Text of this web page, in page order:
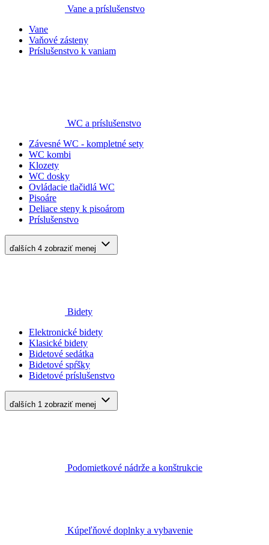
Vane a príslušenstvo
Vane
Vaňové zásteny
Príslušenstvo k vaniam
WC a príslušenstvo
Závesné WC - kompletné sety
WC kombi
Klozety
WC dosky
Ovládacie tlačidlá WC
Pisoáre
Deliace steny k pisoárom
Príslušenstvo
ďalších 4 zobraziť menej
Bidety
Elektronické bidety
Klasické bidety
Bidetové sedátka
Bidetové spŕšky
Bidetové príslušenstvo
ďalších 1 zobraziť menej
Podomietkové nádrže a konštrukcie
Kúpeľňové doplnky a vybavenie